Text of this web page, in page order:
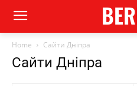
Home Сайти Дніпра
Сайти Дніпра